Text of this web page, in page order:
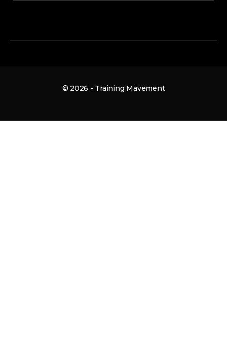
© 2026 - Training Mavement